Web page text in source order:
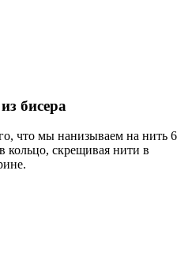
бисера
что мы нанизываем на нить 6
кольцо, скрещивая нити в